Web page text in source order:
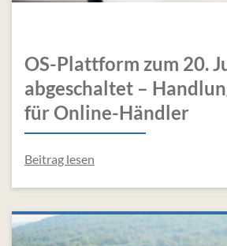
OS-Plattform zum 20.
abgeschaltet –
für Online-Händler
Beitrag lesen